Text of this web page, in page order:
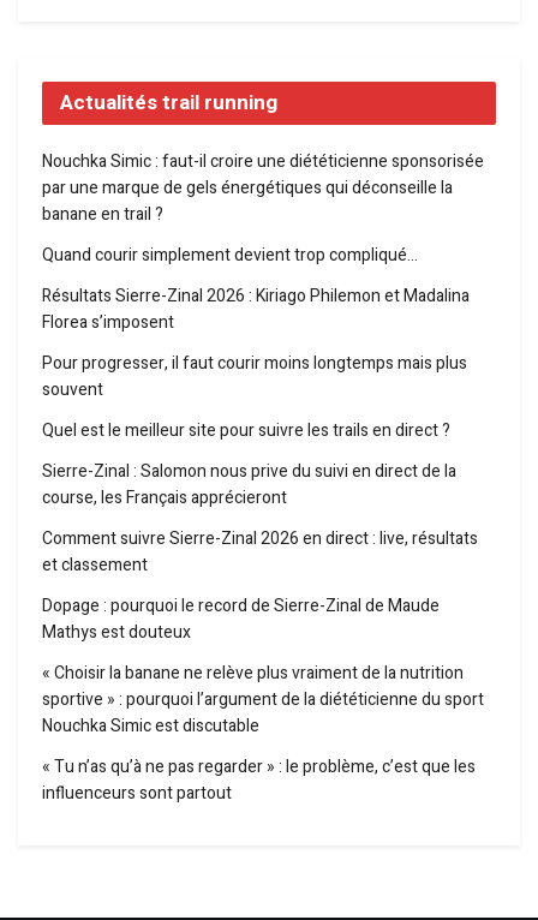
Actualités trail running
Nouchka Simic : faut-il croire une diététicienne sponsorisée
par une marque de gels énergétiques qui déconseille la
banane en trail ?
Quand courir simplement devient trop compliqué…
Résultats Sierre-Zinal 2026 : Kiriago Philemon et Madalina
Florea s’imposent
Pour progresser, il faut courir moins longtemps mais plus
souvent
Quel est le meilleur site pour suivre les trails en direct ?
Sierre-Zinal : Salomon nous prive du suivi en direct de la
course, les Français apprécieront
Comment suivre Sierre-Zinal 2026 en direct : live, résultats
et classement
Dopage : pourquoi le record de Sierre-Zinal de Maude
Mathys est douteux
« Choisir la banane ne relève plus vraiment de la nutrition
sportive » : pourquoi l’argument de la diététicienne du sport
Nouchka Simic est discutable
« Tu n’as qu’à ne pas regarder » : le problème, c’est que les
influenceurs sont partout